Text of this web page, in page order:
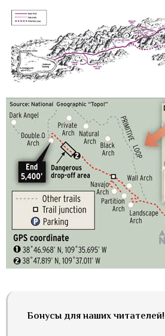
Бонусы для наших читателей!